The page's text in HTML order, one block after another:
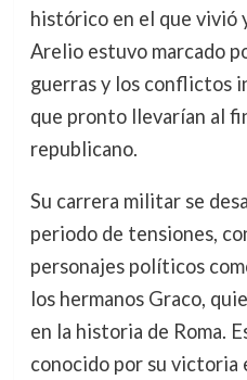
histórico en el que vivió
Arelio estuvo marcado
guerras y los conflictos
que pronto llevarían al
republicano.
Su carrera militar se
periodo de tensiones,
personajes políticos
los hermanos Graco,
en la historia de Roma.
conocido por su victoria